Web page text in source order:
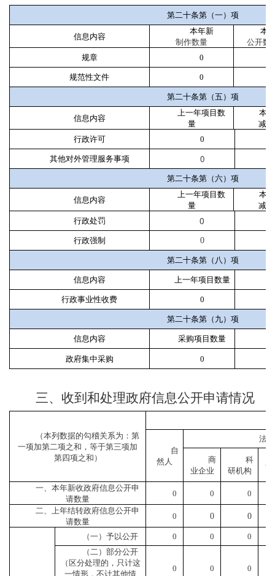
第二十条第（一）项
信息内容
本年新
制作数量
本
公开数
规章
0
规范性文件 0
第二十条第（五）项
信息内容
上一年项目数
量
本
减
行政许可
0
其他对外管理服务事项 0
第二十条第（六）项
信息内容
上一年项目数
量
本
减
行政处罚
0
行政强制 0
第二十条第（八）项
信息内容 上一年项目数量
行政事业性收费 0
第二十条第（九）项
信息内容 采购项目数量
政府集中采购 0
三、收到和处理政府信息公开申请情况
（本列数据的勾稽关系为：第
一项加第二项之和，等于第三项加
第四项之和）
自
然人
法
商
业企业
科
研机构
会
一、本年新收政府信息公开申
请数量
0 0
0
二、上年结转政府信息公开申
请数量
0 0 0
（一）予以公开 0 0
0
（二）部分公开
（区分处理的，只计这
一情形，不计其他情
0 0 0